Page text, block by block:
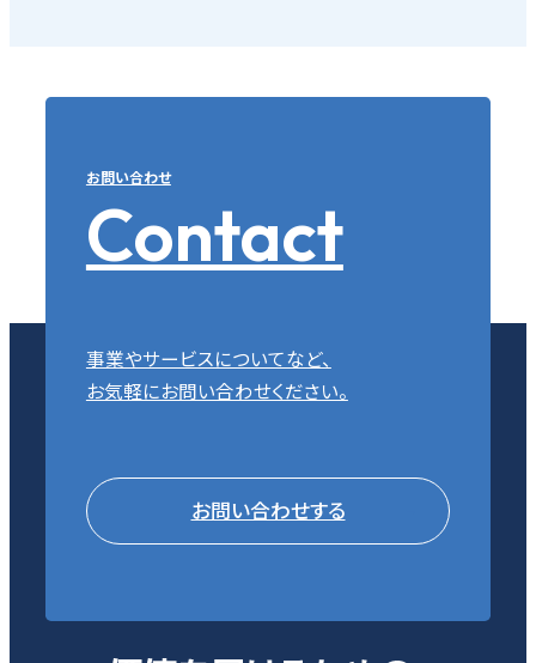
お問い合わせ
Contact
事業やサービスについてなど、
お気軽にお問い合わせください。
お問い合わせする